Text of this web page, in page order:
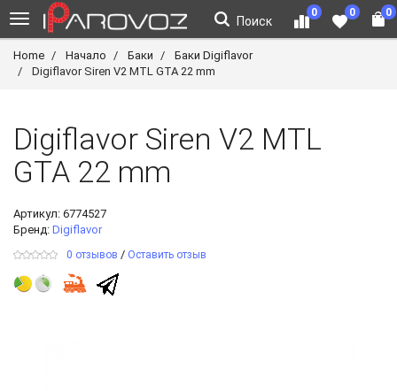
Поиск
0 0 0
Home Начало Баки
Баки Digiflavor
Digiflavor Siren V2 MTL GTA 22 mm
Digiflavor Siren V2 MTL
GTA 22 mm
Артикул: 6774527
Бренд: Digiflavor
0 отзывов / Оставить отзыв